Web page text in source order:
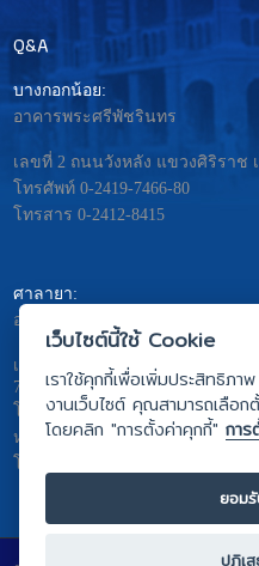
Q&A
บางกอกน้อย:
อาคารพระศรีพัชรินทร
เลขที่ 2 ถนนวังหลัง แขวงศิริราช
โทรศัพท์ 0-2419-7466-80
โทรสาร 0-2412-8415
ศาลายา:
อาคารมหิดลอดุลยเดช – พระศรีน
เลขที่ 999 ถ.พุทธมณฑลสาย4 ต.
73170
โทรศัพท์ 0-2441-5333
หรือ 0-2441-5275 ถึง 81
โทรสาร 0-2441-5442
เว็บไซต์นี้ใช้ Cookie
เราใช้คุกกี้เพื่อเพิ่มประสิทธิภ
งานเว็บไซต์ คุณสามารถเลือ
โดยคลิก "การตั้งค่าคุกกี้"กา
ยอม
ปฏิเ